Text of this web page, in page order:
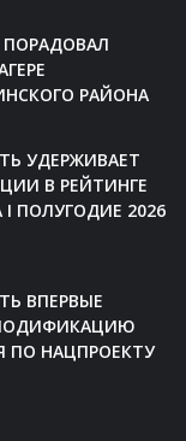
РАЙОНА
УДЕРЖИВАЕТ
В РЕЙТИНГЕ
ПОЛУГОДИЕ 2026
ВПЕРВЫЕ
ПО НАЦПРОЕКТУ